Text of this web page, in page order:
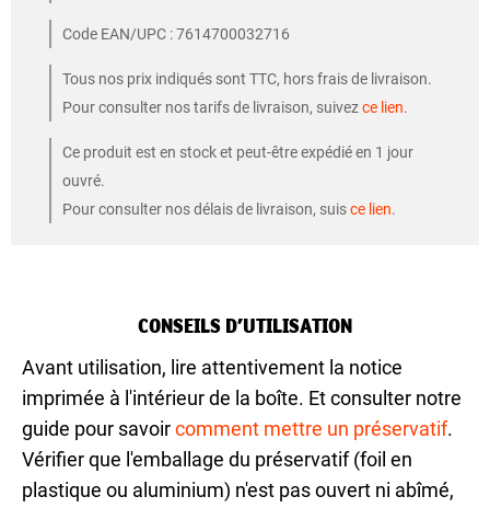
Code EAN/UPC : 7614700032716
Tous nos prix indiqués sont TTC, hors frais de livraison.
Pour consulter nos tarifs de livraison, suivezce lien.
Ce produit est en stock et peut-être expédié en 1 jour
ouvré.
Pour consulter nos délais de livraison, suisce lien.
CONSEILS D’UTILISATION
Avant utilisation, lire attentivement la notice
imprimée à l'intérieur de la boîte. Et consulter notre
guide pour savoircomment mettre un préservatif.
Vérifier que l'emballage du préservatif (foil en
plastique ou aluminium) n'est pas ouvert ni abîmé,